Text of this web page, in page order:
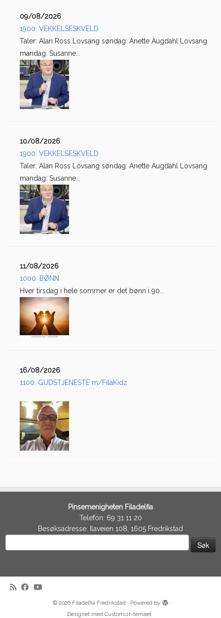
09/08/2026
1900: VEKKELSESKVELD
Taler: Alan Ross Lovsang søndag: Anette Augdahl Lovsang
mandag: Susanne...
10/08/2026
1900: VEKKELSESKVELD
Taler: Alan Ross Lovsang søndag: Anette Augdahl Lovsang
mandag: Susanne...
11/08/2026
1000: BØNN
Hver tirsdag i hele sommer er det bønn i 90...
16/08/2026
1100: GUDSTJENESTE m/FilaKidz
Pinsemenigheten Filadelfia
Telefon: 69 31 11 20
Besøksadresse: Ilaveien 108, 1605 Fredrikstad
etter:
· © 2026 Filadelfia Fredrikstad · Powered by
·
Designet med Customizr-temaet·